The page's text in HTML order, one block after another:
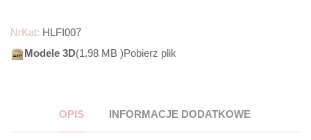
NrKat: HLFI007
Modele 3D(1.98 MB )Pobierz plik
OPIS INFORMACJE DODATKOWE